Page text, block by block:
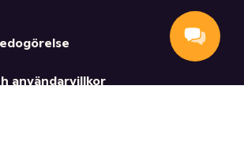
användarvillkor